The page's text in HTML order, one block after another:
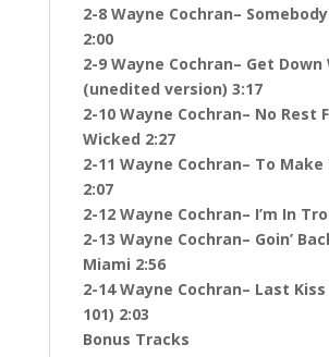
2-8 Wayne Cochran–
2:00
2-9 Wayne Cochran– Get
(unedited version) 3:17
2-10 Wayne Cochran– No Rest
Wicked 2:27
2-11 Wayne Cochran– To Make
2:07
2-12 Wayne Cochran– I’m In
2-13 Wayne Cochran– Goin’
Miami 2:56
2-14 Wayne Cochran– Last
101) 2:03
Bonus Tracks